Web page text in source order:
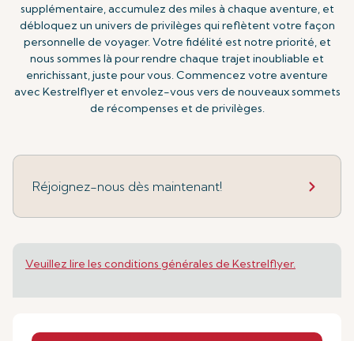
supplémentaire, accumulez des miles à chaque aventure, et
débloquez un univers de privilèges qui reflètent votre façon
personnelle de voyager. Votre fidélité est notre priorité, et
nous sommes là pour rendre chaque trajet inoubliable et
enrichissant, juste pour vous. Commencez votre aventure
avec Kestrelflyer et envolez-vous vers de nouveaux sommets
de récompenses et de privilèges.
Réjoignez-nous dès maintenant!
Veuillez lire les conditions générales de Kestrelflyer.